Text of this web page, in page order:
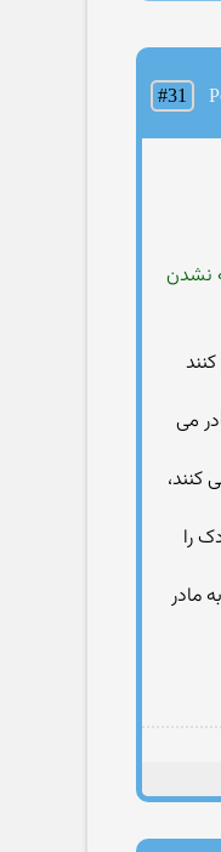
#31
نشدن
می
کنند،
را
مادر